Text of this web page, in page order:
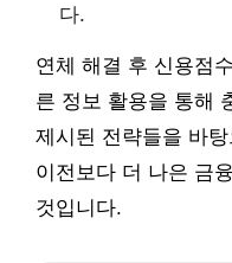
다.
연체 해결 후 신용점
른 정보 활용을 통해
제시된 전략들을 바
이전보다 더 나은 금
것입니다.